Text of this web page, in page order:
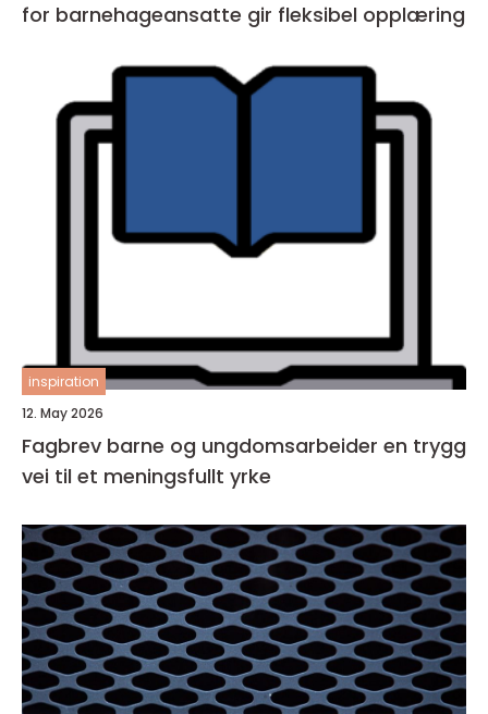
for barnehageansatte gir fleksibel opplæring
inspiration
12. May 2026
Fagbrev barne og ungdomsarbeider en trygg
vei til et meningsfullt yrke